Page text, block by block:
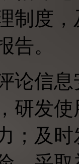
制度
告。
论信
研发
；及